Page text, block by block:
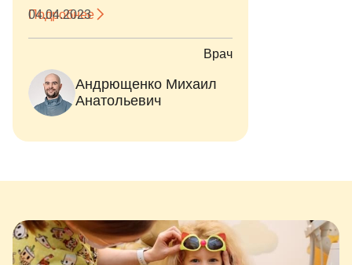
осмотр и фотопротокол.
Подробнее
04.04.2023
Врач
Андрющенко Михаил
Анатольевич